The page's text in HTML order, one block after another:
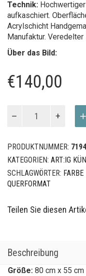
Technik:
aufkaschiert.
Acrylschicht
Manufaktur.
Über das Bild:
€140,00
PRODUKTNUMMER: 7194
KATEGORIEN: ART:IG
SCHLAGWÖRTER:
QUERFORMAT
Teilen Sie diesen
Beschreibung
Größe: 80 cm x 55 cm